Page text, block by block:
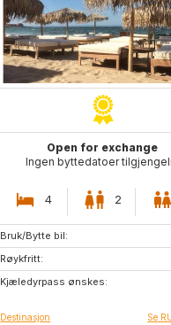
Open for exchange
Ingen byttedatoer
4 2
Bruk/Bytte bil:
Røykfritt:
Kjæledyrpass ønskes:
PT
GR
NL
Destinasjon Se